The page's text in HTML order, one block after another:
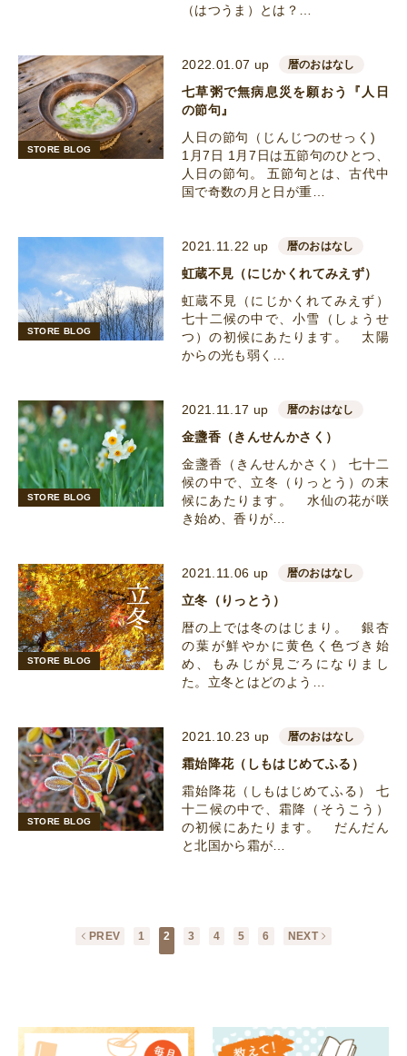
（はつうま）とは？…
STORE BLOG
2022.01.07 up 暦のおはなし
七草粥で無病息災を願おう『人日
の節句』
人日の節句（じんじつのせっく)
1月7日 1月7日は五節句のひとつ、
人日の節句。 五節句とは、古代中
国で奇数の月と日が重…
STORE BLOG
2021.11.22 up 暦のおはなし
虹蔵不見（にじかくれてみえず）
虹蔵不見（にじかくれてみえず）
七十二候の中で、小雪（しょうせ
つ）の初候にあたります。 太陽
からの光も弱く…
STORE BLOG
2021.11.17 up 暦のおはなし
金盞香（きんせんかさく）
金盞香（きんせんかさく） 七十二
候の中で、立冬（りっとう）の末
候にあたります。 水仙の花が咲
き始め、香りが…
STORE BLOG
2021.11.06 up 暦のおはなし
立冬（りっとう）
暦の上では冬のはじまり。 銀杏
の葉が鮮やかに黄色く色づき始
め、もみじが見ごろになりまし
た。立冬とはどのよう…
STORE BLOG
2021.10.23 up 暦のおはなし
霜始降花（しもはじめてふる）
霜始降花（しもはじめてふる） 七
十二候の中で、霜降（そうこう）
の初候にあたります。 だんだん
と北国から霜が…
PREV 1 2 3 4 5 6 NEXT